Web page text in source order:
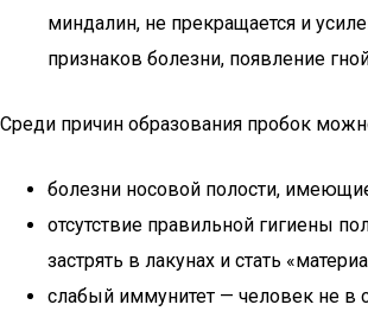
миндалин, не прекращается и
признаков болезни, появление
Среди причин образования пробок
болезни носовой полости,
отсутствие правильной гигиены
застрять в лакунах и стать
слабый иммунитет — человек не в